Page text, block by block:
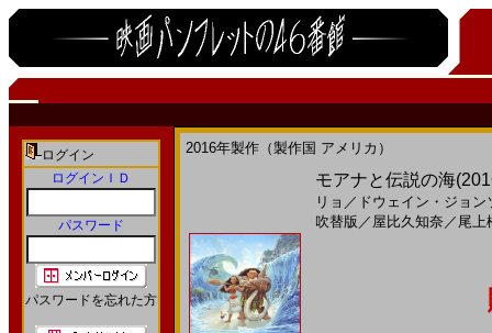
ログイン
ログインＩＤ
パスワード
パスワードを忘れた方
2016年製作（製作国 アメリカ）
モアナと伝説の海
リョ ／ ドウェイン・ジョン
吹替版 ／ 屋比久知奈 ／ 尾上